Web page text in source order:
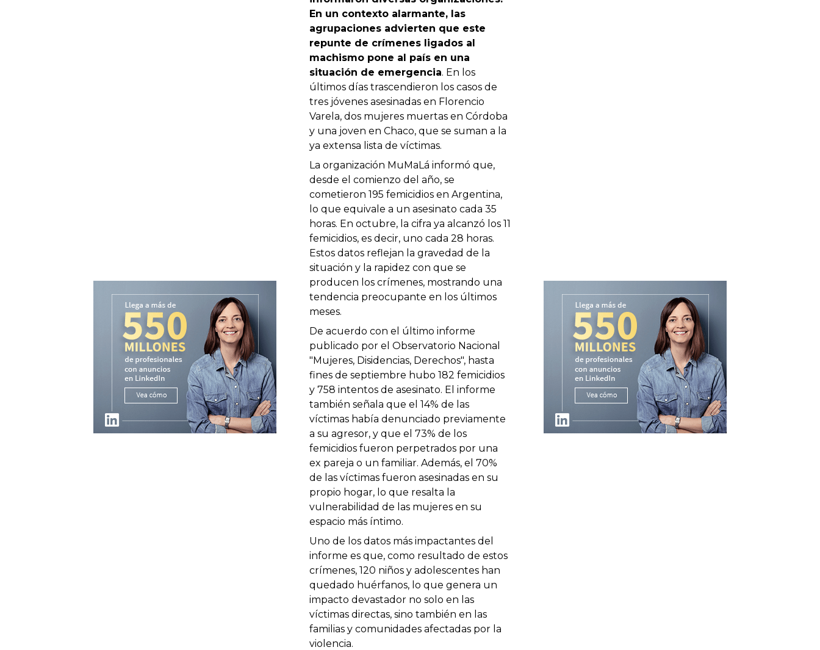
En un contexto alarmante, las
agrupaciones advierten que este
repunte de crímenes ligados al
machismo pone al país en una
situación de emergencia. En los
últimos días trascendieron los casos de
tres jóvenes asesinadas en Florencio
Varela, dos mujeres muertas en Córdoba
y una joven en Chaco, que se suman a la
ya extensa lista de víctimas.
La organización MuMaLá informó que,
desde el comienzo del año, se
cometieron 195 femicidios en Argentina,
lo que equivale a un asesinato cada 35
horas. En octubre, la cifra ya alcanzó los 11
femicidios, es decir, uno cada 28 horas.
Estos datos reflejan la gravedad de la
situación y la rapidez con que se
producen los crímenes, mostrando una
tendencia preocupante en los últimos
meses.
De acuerdo con el último informe
publicado por el Observatorio Nacional
"Mujeres, Disidencias, Derechos", hasta
fines de septiembre hubo 182 femicidios
y 758 intentos de asesinato. El informe
también señala que el 14% de las
víctimas había denunciado previamente
a su agresor, y que el 73% de los
femicidios fueron perpetrados por una
ex pareja o un familiar. Además, el 70%
de las víctimas fueron asesinadas en su
propio hogar, lo que resalta la
vulnerabilidad de las mujeres en su
espacio más íntimo.
Uno de los datos más impactantes del
informe es que, como resultado de estos
crímenes, 120 niños y adolescentes han
quedado huérfanos, lo que genera un
impacto devastador no solo en las
víctimas directas, sino también en las
familias y comunidades afectadas por la
violencia.